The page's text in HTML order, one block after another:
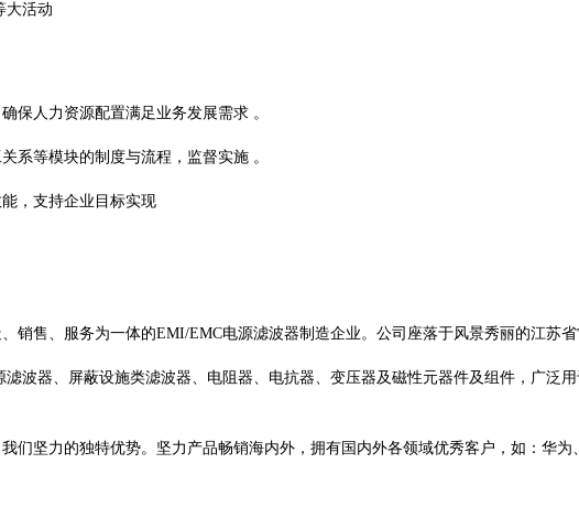
大活动
保人力资源配置满足业务发展需求 。
系等模块的制度与流程，监督实施 。
，支持企业目标实现
销售、服务为一体的EMI/EMC电源滤波器制造企业。公司座落于风景秀丽的江苏
波器、屏蔽设施类滤波器、电阻器、电抗器、变压器及磁性元器件及组件，广泛
们坚力的独特优势。坚力产品畅销海内外，拥有国内外各领域优秀客户，如：华